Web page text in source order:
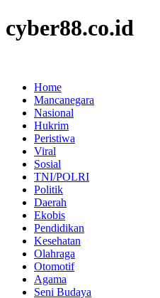
cyber88.co.id
Home
Mancanegara
Nasional
Hukrim
Peristiwa
Viral
Sosial
TNI/POLRI
Politik
Daerah
Ekobis
Pendidikan
Kesehatan
Olahraga
Otomotif
Agama
Seni Budaya